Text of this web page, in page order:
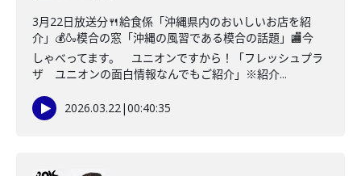
3月22日放送分🍴給食係「沖縄県内のおいしいお店を紹
介」💰🍶模合の窓「沖縄の風習である模合の話題」🏬今
しゃべってます。 ユニオンですから！「フレッシュプラ
ザ ユニオンの面白情報なんでもご紹介」※紹介...
2026.03.22|00:40:35